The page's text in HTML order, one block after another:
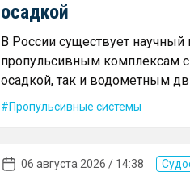
осадкой
В России существует научный
пропульсивным комплексам
осадкой, так и водометным
Пропульсивные системы
06 августа 2026 / 14:38